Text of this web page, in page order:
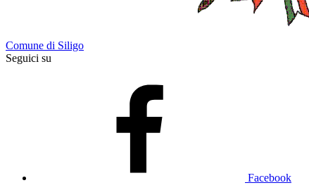
Comune di Siligo
Seguici su
Facebook